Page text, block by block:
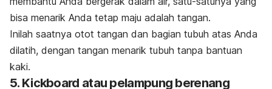
bisa menarik Anda tetap maju adalah tangan.
Inilah saatnya otot tangan dan bagian tubuh atas Anda
dilatih, dengan tangan menarik tubuh tanpa bantuan
kaki.
5. Kickboard atau pelampung berenang